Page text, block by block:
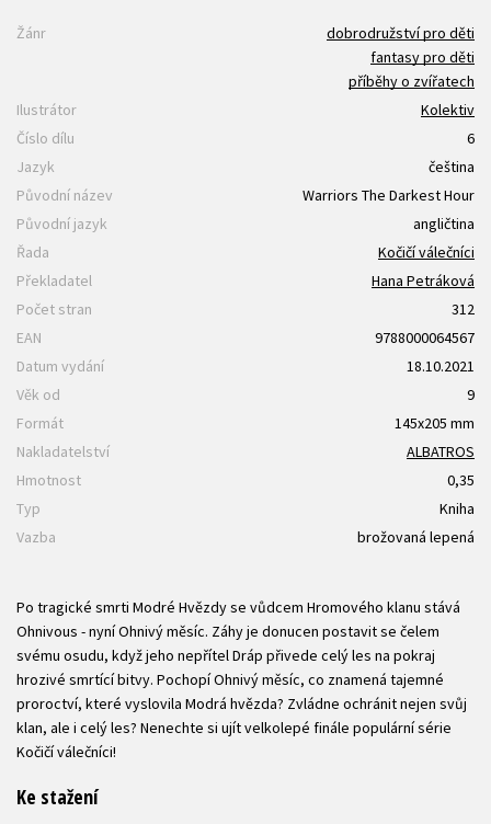
Žánr
dobrodružství pro děti
fantasy pro děti
příběhy o zvířatech
Ilustrátor
Kolektiv
Číslo dílu
6
Jazyk
čeština
Původní název
Warriors The Darkest Hour
Původní jazyk
angličtina
Řada
Kočičí válečníci
Překladatel
Hana Petráková
Počet stran
312
EAN
9788000064567
Datum vydání
18.10.2021
Věk od
9
Formát
145x205 mm
Nakladatelství
ALBATROS
Hmotnost
0,35
Typ
Kniha
Vazba
brožovaná lepená
Po tragické smrti Modré Hvězdy se vůdcem Hromového klanu stává
Ohnivous - nyní Ohnivý měsíc. Záhy je donucen postavit se čelem
svému osudu, když jeho nepřítel Dráp přivede celý les na pokraj
hrozivé smrtící bitvy. Pochopí Ohnivý měsíc, co znamená tajemné
proroctví, které vyslovila Modrá hvězda? Zvládne ochránit nejen svůj
klan, ale i celý les? Nenechte si ujít velkolepé finále populární série
Kočičí válečníci!
Ke stažení